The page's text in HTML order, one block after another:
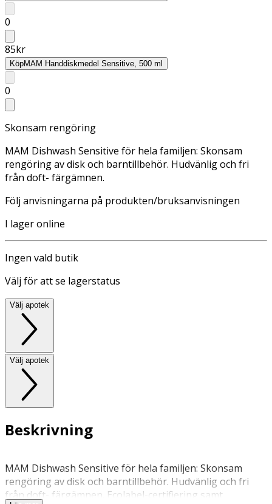
0
85kr
KöpMAM Handdiskmedel Sensitive, 500 ml
0
Skonsam rengöring
MAM Dishwash Sensitive för hela familjen: Skonsam
rengöring av disk och barntillbehör. Hudvänlig och fri
från doft- färgämnen.
Följ anvisningarna på produkten/bruksanvisningen
I lager online
Ingen vald butik
Välj för att se lagerstatus
Välj apotek
Välj apotek
Beskrivning
MAM Dishwash Sensitive för hela familjen: Skonsam
rengöring av disk och barntillbehör. Hudvänlig och fri
från doft- färgämnen. Ecolabel-certifiering samt